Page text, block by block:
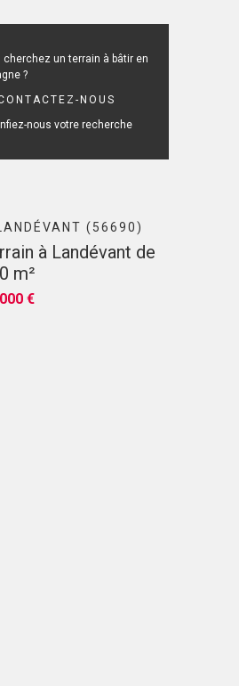
cherchez un terrain à bâtir en
?
NOUS
nous votre recherche
(56690)
à Landévant de
m²
€
à votre